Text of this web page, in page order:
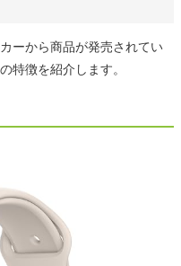
ーから商品が発売されてい
特徴を紹介します。